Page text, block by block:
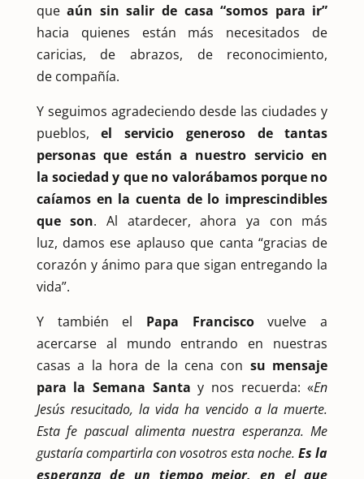
queaún sin salir de casa “somos para ir”
hacia quienes están más necesitados de
caricias, de abrazos, de reconocimiento,
de compañía.
Y seguimos agradeciendo desde las ciudades y
pueblos,el servicio generoso de tantas
personas que están a nuestro servicio en
la sociedad y que no valorábamos porque no
caíamos en la cuenta de lo imprescindibles
que son. Al atardecer, ahora ya con más
luz, damos ese aplauso que canta “gracias de
corazón y ánimo para que sigan entregando la
vida”.
Y también el Papa Franciscovuelve a
acercarse al mundo entrando en nuestras
casas a la hora de la cena con su mensaje
para la Semana Santa y nos recuerda: «En
Jesús resucitado, la vida ha vencido a la muerte.
Esta fe pascual alimenta nuestra esperanza. Me
gustaría compartirla con vosotros esta noche.Es la
esperanza de un tiempo mejor, en el que